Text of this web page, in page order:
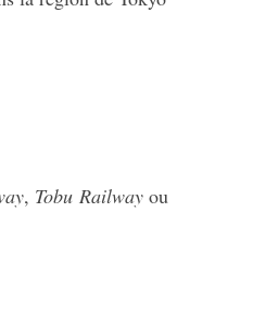
, Tobu Railway ou